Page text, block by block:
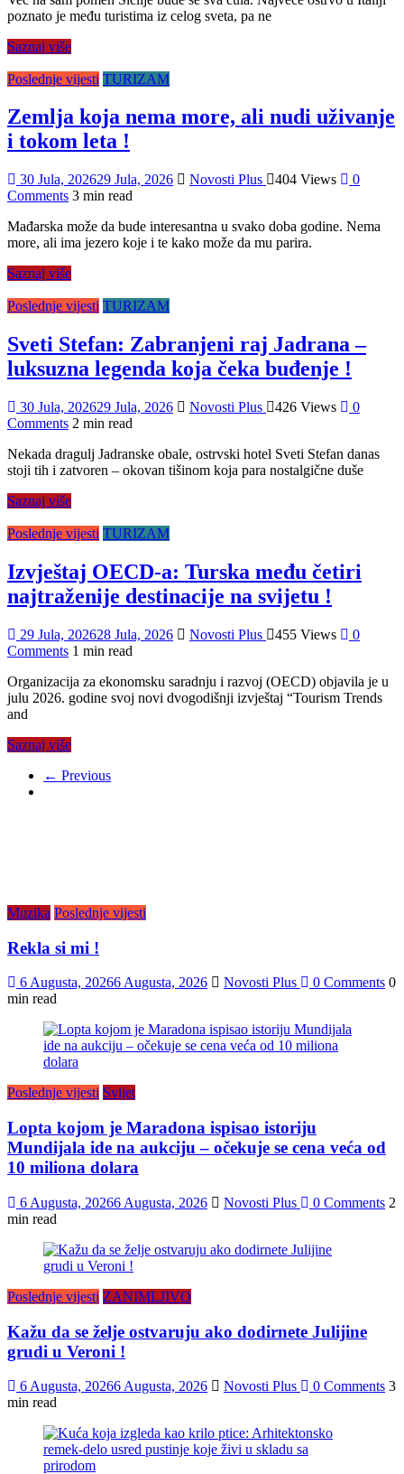
poznato je među turistima iz celog sveta, pa ne
Saznaj više
Poslednje vijesti TURIZAM
Zemlja koja nema more, ali nudi uživanje
i tokom leta !
30 Jula, 202629 Jula, 2026 Novosti Plus 404 Views
0
Comments 3 min read
Mađarska može da bude interesantna u svako doba godine. Nema
more, ali ima jezero koje i te kako može da mu parira.
Saznaj više
Poslednje vijesti TURIZAM
Sveti Stefan: Zabranjeni raj Jadrana –
luksuzna legenda koja čeka buđenje !
30 Jula, 202629 Jula, 2026 Novosti Plus 426 Views
0
Comments 2 min read
Nekada dragulj Jadranske obale, ostrvski hotel Sveti Stefan danas
stoji tih i zatvoren – okovan tišinom koja para nostalgične duše
Saznaj više
Poslednje vijesti TURIZAM
Izvještaj OECD-a: Turska među četiri
najtraženije destinacije na svijetu !
29 Jula, 202628 Jula, 2026 Novosti Plus 455 Views
0
Comments 1 min read
Organizacija za ekonomsku saradnju i razvoj (OECD) objavila je u
julu 2026. godine svoj novi dvogodišnji izvještaj “Tourism Trends
and
Saznaj više
← Previous
Muzika Poslednje vijesti
Rekla si mi !
6 Augusta, 20266 Augusta, 2026 Novosti Plus 0 Comments 0
min read
Poslednje vijesti Svijet
Lopta kojom je Maradona ispisao istoriju
Mundijala ide na aukciju – očekuje se cena veća od
10 miliona dolara
6 Augusta, 20266 Augusta, 2026 Novosti Plus 0 Comments 2
min read
Poslednje vijesti ZANIMLJIVO
Kažu da se želje ostvaruju ako dodirnete Julijine
grudi u Veroni !
6 Augusta, 20266 Augusta, 2026 Novosti Plus 0 Comments 3
min read